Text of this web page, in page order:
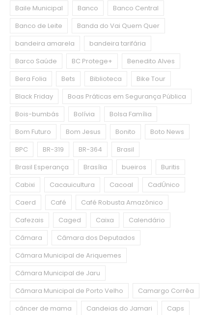
Baile Municipal Banco
Banco Central
Banco de Leite
Banda do Vai Quem Quer
bandeira amarela
bandeira tarifária
Barco Saúde
BC Protege+
Benedito Alves
Bera Folia
Bets Biblioteca
Bike Tour
Black Friday
Boas Práticas em Segurança Pública
Bois-bumbás
Bolívia
Bolsa Família
Bom Futuro
Bom Jesus Bonito
Boto News
BPC
BR-319 BR-364
Brasil
Brasil Esperança
Brasília bueiros
Buritis
Cabixi
Cacauicultura Cacoal
CadÚnico
Caerd
Café
Café Robusta Amazônico
Cafezais
Caged Caixa
Calendário
Câmara
Câmara dos Deputados
Câmara Municipal de Ariquemes
Câmara Municipal de Jaru
Câmara Municipal de Porto Velho
Camargo Corrêa
câncer de mama
Candeias do Jamari
Caps